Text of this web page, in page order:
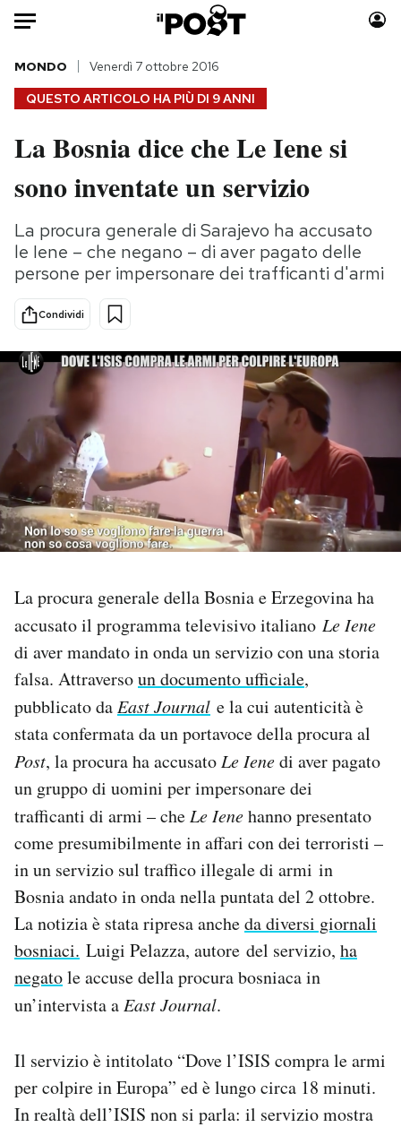
Auto
HOME
Italia
Politica
Tecnologia
Internet
Scienza
Cultura
Economia
Sport
Moda
Consumismi
Storie/Idee
Ok Boomer!
Media
Mondiali calcio 2026
PODCAST
NEWSLETTER
I MIEI PREFERITI
CALENDARIO
AREA PERSONALE
Area Personale
Newsletter
Notifiche mobile
Regala il Post
Hai bisogno di aiuto?
QUESTO ARTICOLO HA PIÙ DI 9 ANNI
MONDO Venerdì 7 ottobre 2016
La Bosnia dice che Le Iene si
sono inventate un servizio
La procura generale di Sarajevo ha accusato
le Iene – che negano – di aver pagato delle
persone per impersonare dei trafficanti d'armi
Condividi
La procura generale della Bosnia e Erzegovina ha
accusato il programma televisivo italiano Le Iene
di aver mandato in onda un servizio con una storia
falsa. Attraversoun documento ufficiale,
pubblicato da East Journal e la cui autenticità è
stata confermata da un portavoce della procura al
Post, la procura ha accusato Le Ienedi aver pagato
un gruppo di uomini per impersonare dei
trafficanti di armi – che Le Ienehanno presentato
come presumibilmente in affari con dei terroristi –
in un servizio sul traffico illegale di armi in
Bosnia andato in onda nella puntata del 2 ottobre.
La notizia è stata ripresa ancheda diversi giornali
bosniaci. Luigi Pelazza, autore del servizio, ha
negatole accuse della procura bosniaca in
un’intervista a East Journal.
Il servizio è intitolato “Dove l’ISIS compra le armi
per colpire in Europa” ed è lungo circa 18 minuti.
In realtà dell’ISIS non si parla: il servizio mostra